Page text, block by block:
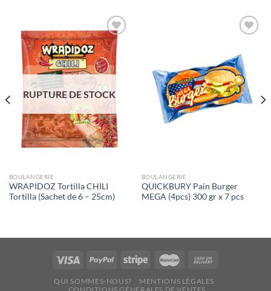
Ajouter
à la liste
de
souhaits
RUPTURE DE STOCK
BOULANGERIE
WRAPIDOZ Tortilla CHILI
Tortilla (Sachet de 6 – 25cm)
de
souhaits
BOULANGERIE
QUICKBURY Pain Burger
MEGA (4pcs) 300 gr x 7 pcs
QUI SOMMES-NOUS?
MENTIONS LÉGALES